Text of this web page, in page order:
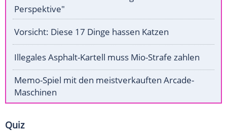
Perspektive"
Vorsicht: Diese 17 Dinge hassen Katzen
Illegales Asphalt-Kartell muss Mio-Strafe zahlen
Memo-Spiel mit den meistverkauften Arcade-
Maschinen
Quiz